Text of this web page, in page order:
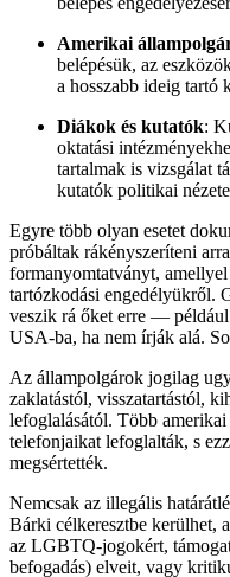
Amerikai
belépésük, az
a hosszabb ideig tartó
Diákok és kutatók:
oktatási
tartalmak is vizsgálat
kutatók politikai
Egyre több olyan esetet
próbáltak rákényszeríteni
formanyomtatványt,
tartózkodási engedélyükről.
veszik rá őket erre —
USA-ba, ha nem írják alá.
Az állampolgárok jogilag
zaklatástól, visszatartástól,
lefoglalásától. Több
telefonjaikat lefoglalták, s
megsértették.
Nemcsak az illegális
Bárki célkeresztbe kerülhet,
az LGBTQ-jogokért,
befogadás) elveit, vagy